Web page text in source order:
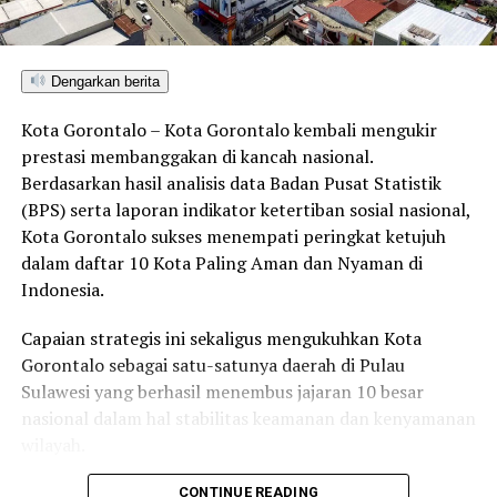
DON'T MISS
Sempat Tertunda Akibat Pandemi, BPS Lanjutkan Sensus
Penduduk Tahun 2022, Thariq:”Ini Tanggungjawab
Bersama”
Dengarkan berita
Kota Gorontalo – Kota Gorontalo kembali mengukir
prestasi membanggakan di kancah nasional.
Berdasarkan hasil analisis data Badan Pusat Statistik
(BPS) serta laporan indikator ketertiban sosial nasional,
Kota Gorontalo sukses menempati peringkat ketujuh
dalam daftar 10 Kota Paling Aman dan Nyaman di
Indonesia.
Capaian strategis ini sekaligus mengukuhkan Kota
Gorontalo sebagai satu-satunya daerah di Pulau
Sulawesi yang berhasil menembus jajaran 10 besar
nasional dalam hal stabilitas keamanan dan kenyamanan
CONTINUE READING